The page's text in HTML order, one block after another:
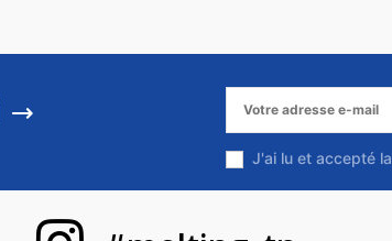
J'ai lu et accepté la